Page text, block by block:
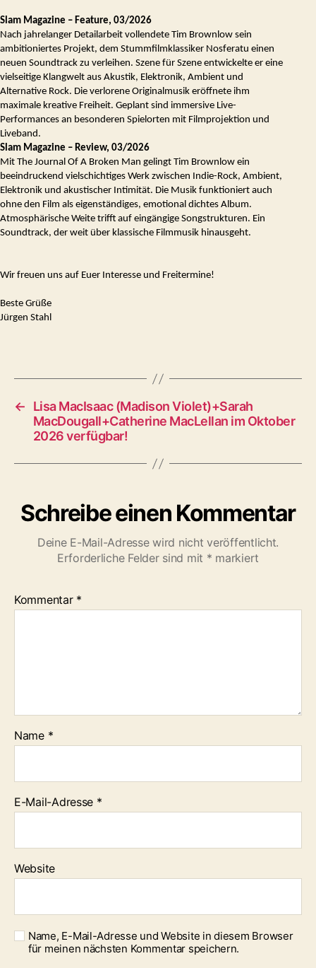
Slam Magazine – Feature, 03/2026
Nach jahrelanger Detailarbeit vollendete Tim Brownlow sein
ambitioniertes Projekt, dem Stummfilmklassiker Nosferatu einen
neuen Soundtrack zu verleihen. Szene für Szene entwickelte er eine
vielseitige Klangwelt aus Akustik, Elektronik, Ambient und
Alternative Rock. Die verlorene Originalmusik eröffnete ihm
maximale kreative Freiheit. Geplant sind immersive Live-
Performances an besonderen Spielorten mit Filmprojektion und
Liveband.
Slam Magazine – Review, 03/2026
Mit The Journal Of A Broken Man gelingt Tim Brownlow ein
beeindruckend vielschichtiges Werk zwischen Indie-Rock, Ambient,
Elektronik und akustischer Intimität. Die Musik funktioniert auch
ohne den Film als eigenständiges, emotional dichtes Album.
Atmosphärische Weite trifft auf eingängige Songstrukturen. Ein
Soundtrack, der weit über klassische Filmmusik hinausgeht.
Wir freuen uns auf Euer Interesse und Freitermine!
Beste Grüße
Jürgen Stahl
←
Lisa MacIsaac (Madison Violet)+Sarah
MacDougall+Catherine MacLellan im Oktober
2026 verfügbar!
Schreibe einen Kommentar
Deine E-Mail-Adresse wird nicht veröffentlicht.
Erforderliche Felder sind mit * markiert
Kommentar *
Name *
E-Mail-Adresse *
Website
Name, E-Mail-Adresse und Website in diesem Browser
für meinen nächsten Kommentar speichern.